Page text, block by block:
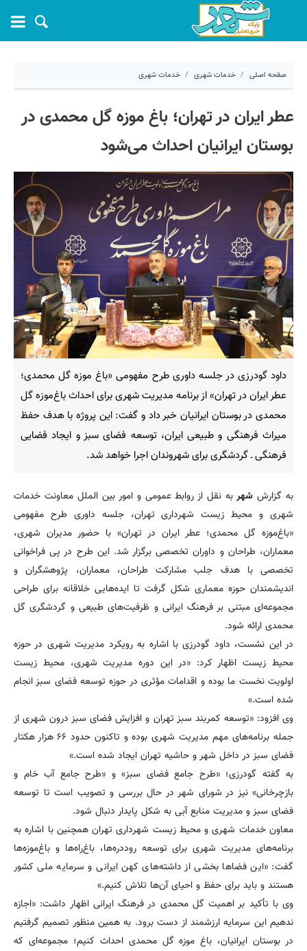
صفحه اصلی خدمات شهری خدمات شهری
کد مطلب: 80692
عطر ایران در تهران؛ باغ‌ موزه گل محمدی در
بوستان ایرانیان احداث می‌شود
داود گودرزی در جلسه داوری طرح مفهومی «باغ‌ موزه گل محمدی؛
عطر ایران در تهران» از برنامه مدیریت شهری برای احداث باغ‌موزه گل
محمدی در بوستان ایرانیان خبر داد و گفت: این پروژه با هدف حفظ
میراث فرهنگی و طبیعی ایران، توسعه فضای سبز و ایجاد فضایی
فرهنگی ـ گردشگری برای شهروندان اجرا خواهد شد.
به گزارش شهربه نقل از روابط عمومی و امور بین الملل معاونت خدمات
شهری و محیط زیست شهرداری تهران، جلسه داوری طرح مفهومی
«باغ‌موزه گل محمدی؛ عطر ایران در تهران» با حضور مدیران شهری،
معماران، طراحان و داوران تخصصی برگزار شد. این طرح در پی فراخوانی
تخصصی با هدف جلب مشارکت طراحان، معماران، پژوهشگران و
اندیشمندان حوزه معماری شکل گرفت تا ایده‌هایی خلاقانه برای طراحی
مجموعه‌ای مبتنی بر فرهنگ ایرانی و ظرفیت‌های طبیعی و گردشگری گل
محمدی ارائه شود.
در این نشست، داود گودرزی با اشاره به رویکرد مدیریت شهری در حوزه
محیط زیست اظهار کرد: «در این دوره مدیریت شهری، محیط زیست
اولویت نخست ما بوده و اقدامات مؤثری در حوزه توسعه فضای سبز انجام
شده است.»
وی افزود: «توسعه کمربند سبز تهران و افزایش فضای سبز درون ‌شهری از
جمله برنامه‌های مهم مدیریت شهری بوده و تاکنون حدود ۶۶ هزار هکتار
فضای سبز در داخل شهر و حاشیه تهران ایجاد شده است.»
به گفته گودرزی؛ «طرح جامع فضای سبز» و «طرح جامع آب خام و
بازچرخانی» نیز در شورای شهر در حال بررسی و تصویب است تا توسعه
فضای سبز و مدیریت منابع آبی به شکل پایدار دنبال شود.
معاون خدمات شهری و محیط زیست شهرداری تهران همچنین با اشاره به
برنامه‌های مدیریت شهری برای توسعه روددره‌ها، باغ‌راه‌ها و باغ‌موزه‌ها
گفت: «این فضاها بخشی از داشته‌های کهن ایرانی و سرمایه ملی کشور
هستند و باید برای حفظ و احیای آن‌ها تلاش کنیم.»
وی با تأکید بر اهمیت گل محمدی در فرهنگ ایرانی اظهار داشت: «اجازه
ندهیم این سرمایه ارزشمند از دست برود. به همین منظور تصمیم گرفتیم
در بوستان ایرانیان، باغ ‌موزه گل محمدی احداث کنیم؛ مجموعه‌ای که